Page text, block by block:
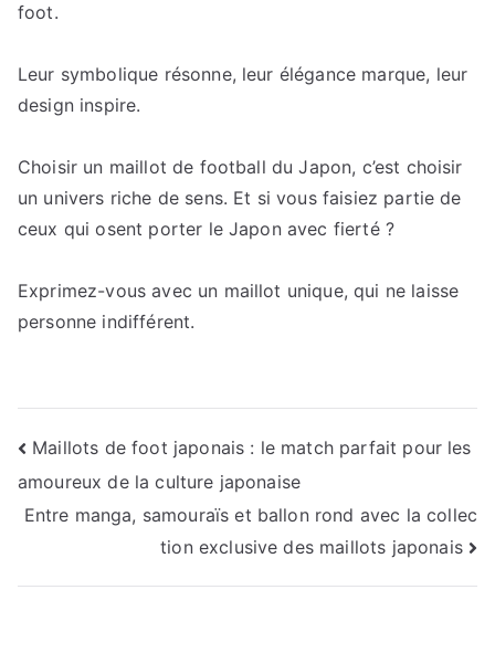
foot.
Leur symbolique résonne, leur élégance marque, leur
design inspire.
Choisir un maillot de football du Japon, c’est choisir
un univers riche de sens. Et si vous faisiez partie de
ceux qui osent porter le Japon avec fierté ?
Exprimez-vous avec un maillot unique, qui ne laisse
personne indifférent.
Navigation
de
Maillots de foot japonais : le match parfait pour les
amoureux de la culture japonaise
Entre manga, samouraïs et ballon rond avec la collec
tion exclusive des maillots japonais